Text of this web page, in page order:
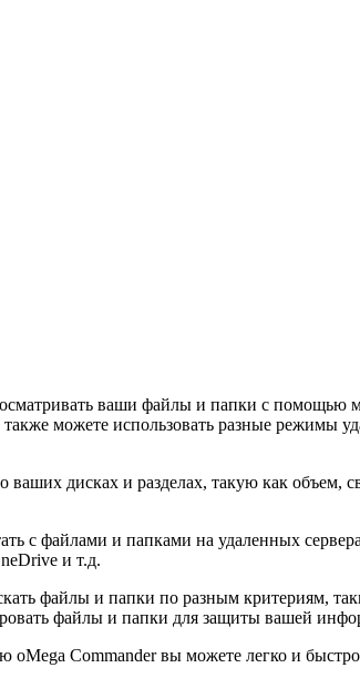
ваши файлы и папки с
можете использовать разные режимы
дисках и разделах, такую как объем,
с файлами и папками на удаленных
и т.д.
файлы и папки по разным критериям,
файлы и папки для защиты вашей
Commander вы можете легко и быстро